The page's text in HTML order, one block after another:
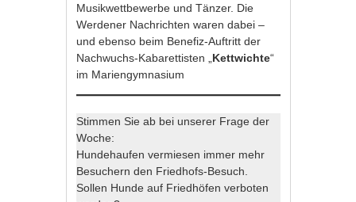
Musikwettbewerbe und Tänzer. Die
Werdener Nachrichten waren dabei –
und ebenso beim Benefiz-Auftritt der
Nachwuchs-Kabarettisten „ Kettwichte“
im Mariengymnasium
Stimmen Sie ab bei unserer Frage der
Woche:
Hundehaufen vermiesen immer mehr
Besuchern den Friedhofs-Besuch.
Sollen Hunde auf Friedhöfen verboten